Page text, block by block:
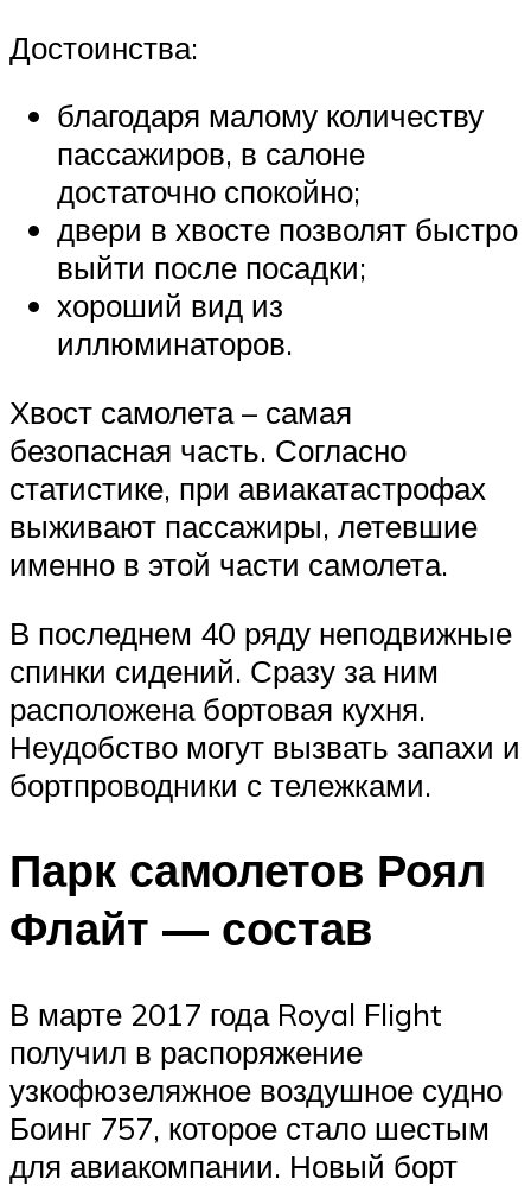
Достоинства:
благодаря малому количеству
пассажиров, в салоне
достаточно спокойно;
двери в хвосте позволят быстро
выйти после посадки;
хороший вид из
иллюминаторов.
Хвост самолета – самая
безопасная часть. Согласно
статистике, при авиакатастрофах
выживают пассажиры, летевшие
именно в этой части самолета.
В последнем 40 ряду неподвижные
спинки сидений. Сразу за ним
расположена бортовая кухня.
Неудобство могут вызвать запахи и
бортпроводники с тележками.
Парк самолетов Роял
Флайт — состав
В марте 2017 года Royal Flight
получил в распоряжение
узкофюзеляжное воздушное судно
Боинг 757, которое стало шестым
для авиакомпании. Новый борт